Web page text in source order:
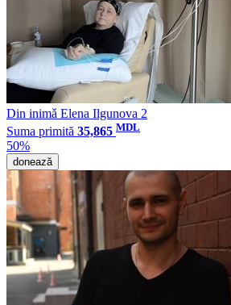
Din inimǎ Elena Ilgunova 2
Suma primită 35,865 MDL
50%
donează